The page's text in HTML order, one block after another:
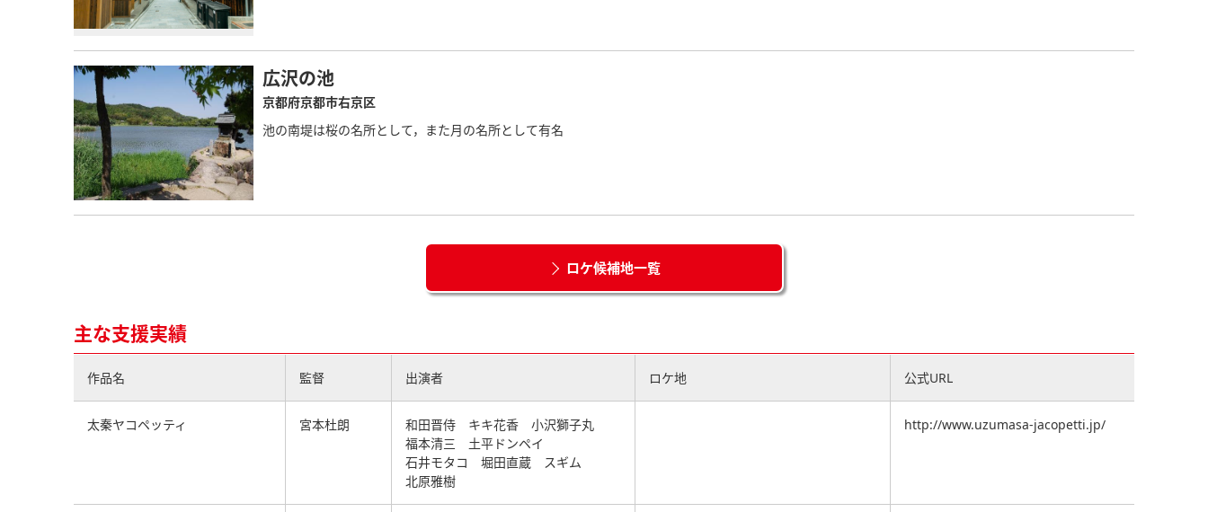
広沢の池
京都府京都市右京区
池の南堤は桜の名所として，また月の名所として有名
ロケ候補地一覧
主な支援実績
作品名 監督 出演者 ロケ地 公式URL
太秦ヤコペッティ 宮本杜朗 和田晋侍 キキ花香
小沢獅子丸
福本清三
土平ドンペイ
石井モタコ
堀田直蔵
スギム
北原雅樹
http://www.uzumasa-jacopetti.jp/